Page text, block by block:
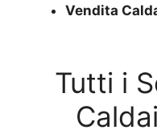
Vendita
Tutti i